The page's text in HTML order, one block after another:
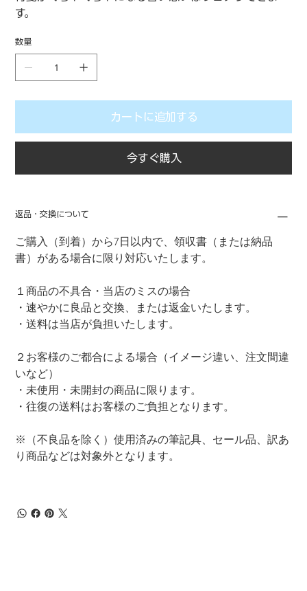
す。
数量
カートに追加する
今すぐ購入
返品・交換について
ご購入（到着）から7日以内で、領収書（または納品
書）がある場合に限り対応いたします。
１商品の不具合・当店のミスの場合
・速やかに良品と交換、または返金いたします。
・送料は当店が負担いたします。
２お客様のご都合による場合（イメージ違い、注文間違
いなど）
・未使用・未開封の商品に限ります。
・往復の送料はお客様のご負担となります。
※（不良品を除く）使用済みの筆記具、セール品、訳あ
り商品などは対象外となります。